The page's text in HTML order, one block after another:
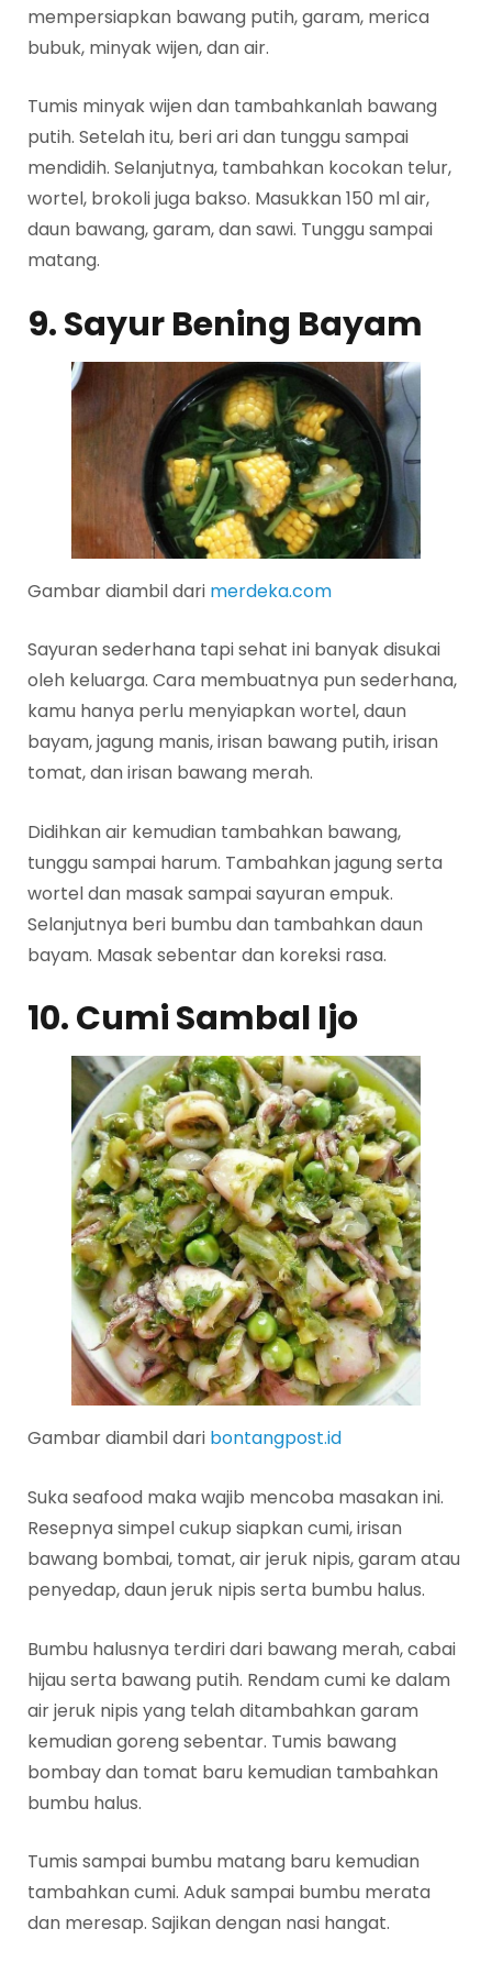
mempersiapkan bawang putih, garam, merica
bubuk, minyak wijen, dan air.
Tumis minyak wijen dan tambahkanlah bawang
putih. Setelah itu, beri ari dan tunggu sampai
mendidih. Selanjutnya, tambahkan kocokan telur,
wortel, brokoli juga bakso. Masukkan 150 ml air,
daun bawang, garam, dan sawi. Tunggu sampai
matang.
9. Sayur Bening Bayam
Gambar diambil dari merdeka.com
Sayuran sederhana tapi sehat ini banyak disukai
oleh keluarga. Cara membuatnya pun sederhana,
kamu hanya perlu menyiapkan wortel, daun
bayam, jagung manis, irisan bawang putih, irisan
tomat, dan irisan bawang merah.
Didihkan air kemudian tambahkan bawang,
tunggu sampai harum. Tambahkan jagung serta
wortel dan masak sampai sayuran empuk.
Selanjutnya beri bumbu dan tambahkan daun
bayam. Masak sebentar dan koreksi rasa.
10. Cumi Sambal Ijo
Gambar diambil dari bontangpost.id
Suka seafood maka wajib mencoba masakan ini.
Resepnya simpel cukup siapkan cumi, irisan
bawang bombai, tomat, air jeruk nipis, garam atau
penyedap, daun jeruk nipis serta bumbu halus.
Bumbu halusnya terdiri dari bawang merah, cabai
hijau serta bawang putih. Rendam cumi ke dalam
air jeruk nipis yang telah ditambahkan garam
kemudian goreng sebentar. Tumis bawang
bombay dan tomat baru kemudian tambahkan
bumbu halus.
Tumis sampai bumbu matang baru kemudian
tambahkan cumi. Aduk sampai bumbu merata
dan meresap. Sajikan dengan nasi hangat.